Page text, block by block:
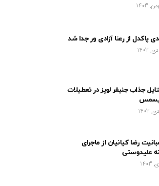
پاکدل از رعنا آزادی ور جدا شد
جذاب جنیفر لوپز در تعطیلات
رضا کیانیان از ماجرای
علیدوستی